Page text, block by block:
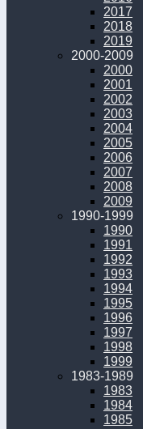
2017
2018
2019
2000-2009
2000
2001
2002
2003
2004
2005
2006
2007
2008
2009
1990-1999
1990
1991
1992
1993
1994
1995
1996
1997
1998
1999
1983-1989
1983
1984
1985